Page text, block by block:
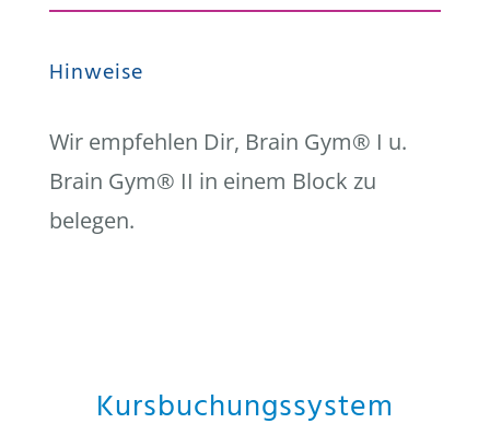
Hinweise
Wir empfehlen Dir, Brain Gym® I u.
Brain Gym® II in einem Block zu
belegen.
Kursbuchungssystem